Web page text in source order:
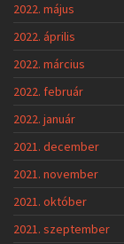
2022. május
2022. április
2022. március
2022. február
2022. január
2021. december
2021. november
2021. október
2021. szeptember